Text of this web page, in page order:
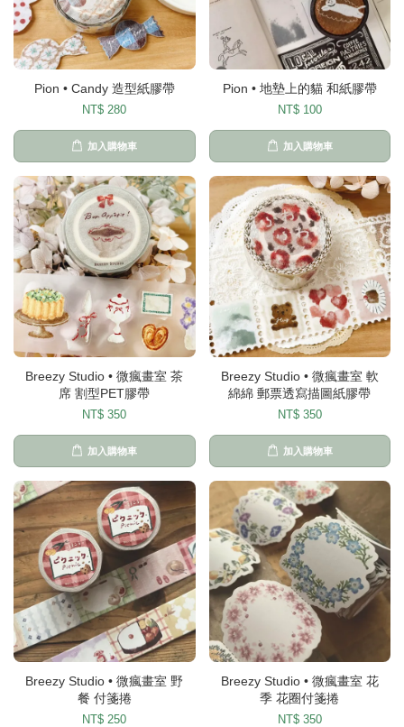
Pion • Candy 造型紙膠帶
NT$ 280
加入購物車
Pion • 地墊上的貓 和紙膠帶
NT$ 100
加入購物車
Breezy Studio • 微瘋畫室 茶
席 割型PET膠帶
NT$ 350
加入購物車
Breezy Studio • 微瘋畫室 軟
綿綿 郵票透寫描圖紙膠帶
NT$ 350
加入購物車
Breezy Studio • 微瘋畫室 野
餐 付箋捲
NT$ 250
Breezy Studio • 微瘋畫室 花
季 花圈付箋捲
NT$ 350